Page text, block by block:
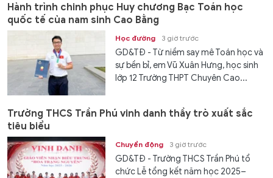
Hành trình chinh phục Huy chương Bạc Toán học
quốc tế của nam sinh Cao Bằng
Học đường 3 giờ trước
GD&TĐ - Từ niềm say mê Toán học và
sự bền bỉ, em Vũ Xuân Hưng, học sinh
lớp 12 Trường THPT Chuyên Cao...
Trường THCS Trần Phú vinh danh thầy trò xuất sắc
tiêu biểu
Chuyển động 3 giờ trước
GD&TĐ - Trường THCS Trần Phú tổ
chức Lễ tổng kết năm học 2025–